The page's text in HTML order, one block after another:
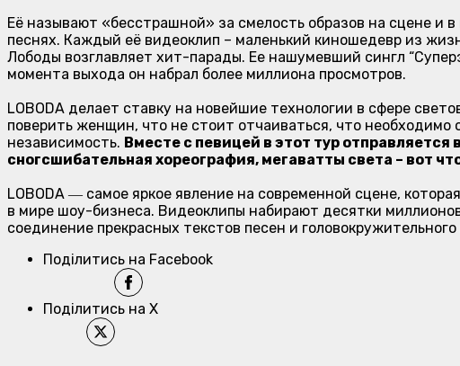
Её называют «бесстрашной» за смелость образов на сцене и
песнях. Каждый её видеоклип – маленький киношедевр из
Лободы возглавляет хит-парады. Ее нашумевший сингл
момента выхода он набрал более миллиона просмотров.
LOBODA делает ставку на новейшие технологии в сфере
поверить женщин, что не стоит отчаиваться, что необходимо
независимость. Вместе с певицей в этот тур
сногсшибательная хореография, мегаватты света – вот
LOBODA ― самое яркое явление на современной сцене,
в мире шоу-бизнеса. Видеоклипы набирают десятки
соединение прекрасных текстов песен и
Поділитись на Facebook
Поділитись на X